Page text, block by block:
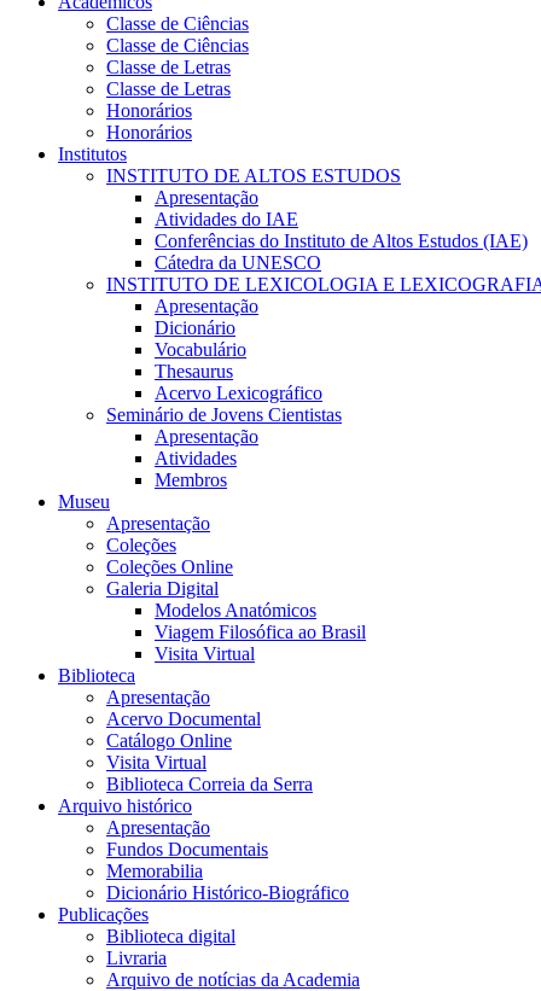
Classe de Ciências
Classe de Ciências
Classe de Letras
Classe de Letras
Honorários
Honorários
Institutos
INSTITUTO DE ALTOS ESTUDOS
Apresentação
Atividades do IAE
Conferências do Instituto de Altos Estudos (IAE)
Cátedra da UNESCO
INSTITUTO DE LEXICOLOGIA E
Apresentação
Dicionário
Vocabulário
Thesaurus
Acervo Lexicográfico
Seminário de Jovens Cientistas
Apresentação
Atividades
Membros
Museu
Apresentação
Coleções
Coleções Online
Galeria Digital
Modelos Anatómicos
Viagem Filosófica ao Brasil
Visita Virtual
Biblioteca
Apresentação
Acervo Documental
Catálogo Online
Visita Virtual
Biblioteca Correia da Serra
Arquivo histórico
Apresentação
Fundos Documentais
Memorabilia
Dicionário Histórico-Biográfico
Publicações
Biblioteca digital
Livraria
Arquivo de notícias da Academia